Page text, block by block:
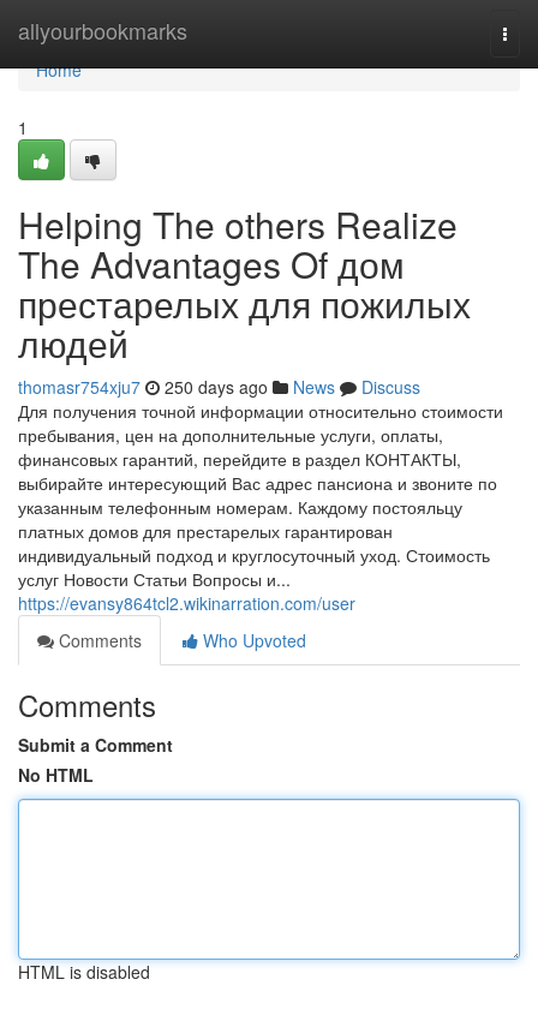
allyourbookmarks
Home
Home
1
Helping The others Realize
The Advantages Of дом
престарелых для пожилых
людей
thomasr754xju7 250 days ago News
Discuss
Для получения точной информации относительно стоимости
пребывания, цен на дополнительные услуги, оплаты,
финансовых гарантий, перейдите в раздел КОНТАКТЫ,
выбирайте интересующий Вас адрес пансиона и звоните по
указанным телефонным номерам. Каждому постояльцу
платных домов для престарелых гарантирован
индивидуальный подход и круглосуточный уход. Стоимость
услуг Новости Статьи Вопросы и...
https://evansy864tcl2.wikinarration.com/user
Comments
Who Upvoted
Comments
Submit a Comment
No HTML
HTML is disabled